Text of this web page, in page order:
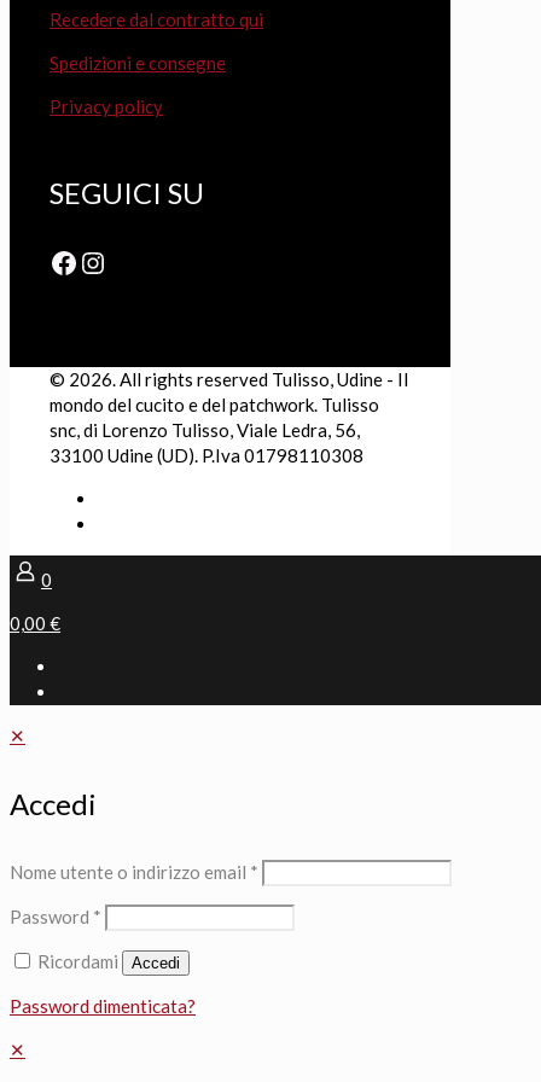
Recedere dal contratto qui
Spedizioni e consegne
Privacy policy
SEGUICI SU
Facebook
Instagram
© 2026. All rights reserved Tulisso, Udine - Il
mondo del cucito e del patchwork. Tulisso
snc, di Lorenzo Tulisso, Viale Ledra, 56,
33100 Udine (UD). P.Iva 01798110308
0
0,00 €
✕
Accedi
Nome utente o indirizzo email *
Password *
Ricordami Accedi
Password dimenticata?
✕